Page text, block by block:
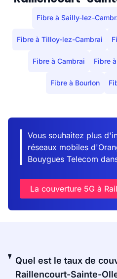
Fibre à Sailly-lez-
Fibre à Tilloy-lez-Cambrai
Fibre à Cambrai Fibre
Fibre à Bourlon
Vous souhaitez plus
réseaux mobiles
Bouygues Telecom
La couverture 5G à
Quel est le taux de
Raillencourt-Sainte-